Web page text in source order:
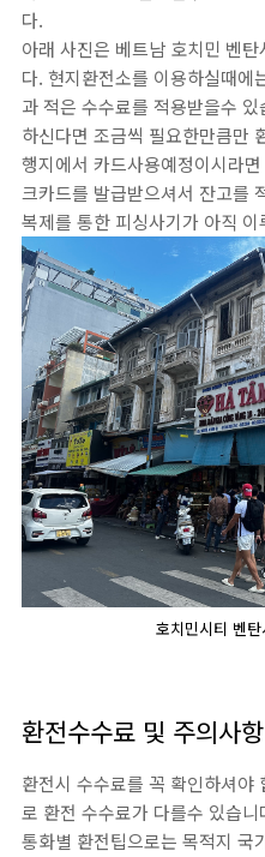
다.
아래 사진은 베트남 호치민 벤
다. 현지환전소를 이용하실때에
과 적은 수수료를 적용받을수
하신다면 조금씩 필요한만큼만
행지에서 카드사용예정이시라
크카드를 발급받으셔서 잔고를
복제를 통한 피싱사기가 아직
호치민시티 벤
환전수수료 및 주의사항
환전시 수수료를 꼭 확인하셔야
로 환전 수수료가 다를수 있습니
통화별 환전팁으로는 목적지 국